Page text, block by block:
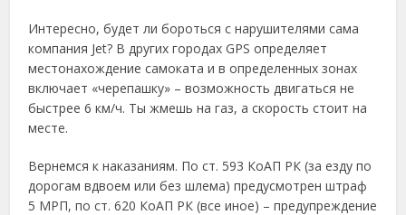
Интересно, будет ли бороться с нарушителями сама
компания Jet? В других городах GPS определяет
местонахождение самоката и в определенных зонах
включает «черепашку» – возможность двигаться не
быстрее 6 км/ч. Ты жмешь на газ, а скорость стоит на
месте.
Вернемся к наказаниям. По ст. 593 КоАП РК (за езду по
дорогам вдвоем или без шлема) предусмотрен штраф
5 МРП, по ст. 620 КоАП РК (все иное) – предупреждение